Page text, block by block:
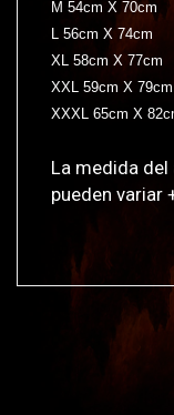
M 54cm X 70cm
L 56cm X 74cm
XL 58cm X 77cm
XXL 59cm X 79cm
XXXL 65cm X
La medida del
pueden variar